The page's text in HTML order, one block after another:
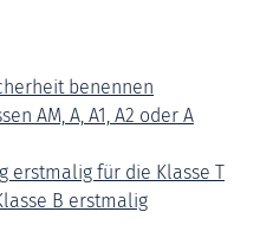
benennen
AM, A, A1, A2 oder A
erstmalig für die Klasse T
B erstmalig